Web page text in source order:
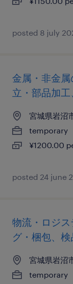
posted 8 july
金属・非金
立・部品加工
宮城県岩沼
temporary
¥1200.00
posted 24 june
物流・ロジ
グ・梱包、検
宮城県岩沼
temporary